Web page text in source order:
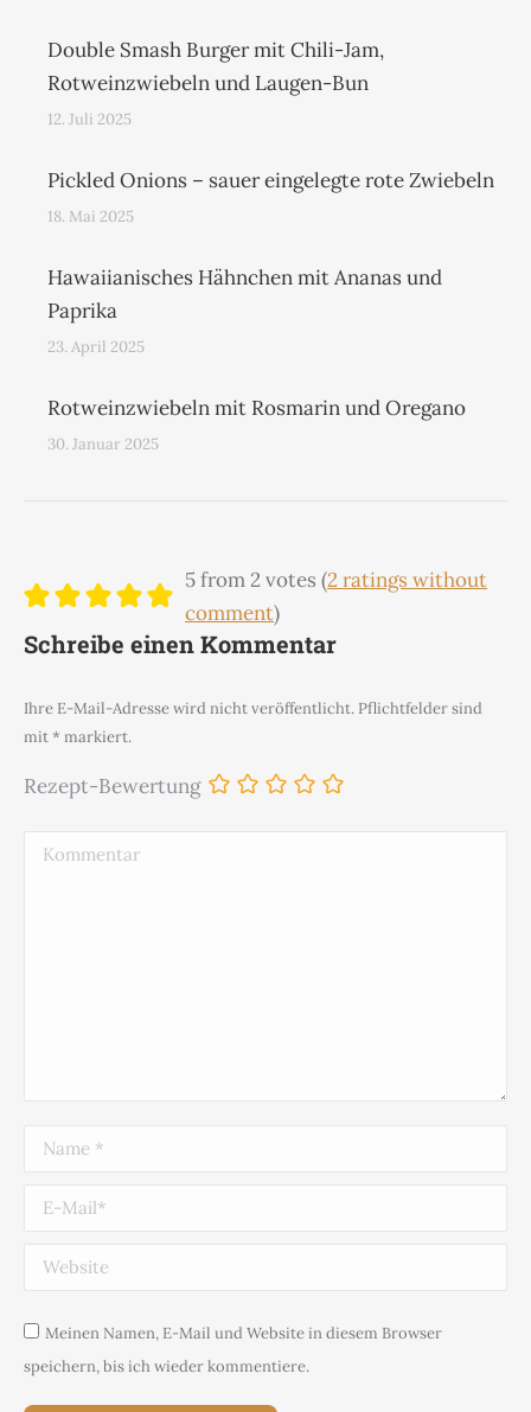
Double Smash Burger mit Chili-Jam,
Rotweinzwiebeln und Laugen-Bun
12. Juli 2025
Pickled Onions – sauer eingelegte rote Zwiebeln
18. Mai 2025
Hawaiianisches Hähnchen mit Ananas und
Paprika
23. April 2025
Rotweinzwiebeln mit Rosmarin und Oregano
30. Januar 2025
5 from 2 votes (2 ratings without
comment)
Schreibe einen Kommentar
Ihre E-Mail-Adresse wird nicht veröffentlicht. Pflichtfelder sind
mit* markiert.
Rezept-Bewertung
Kommentar
Name *
E-Mail *
Website
Meinen Namen, E-Mail und Website in diesem Browser
speichern, bis ich wieder kommentiere.